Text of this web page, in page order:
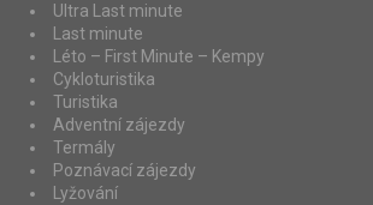
Ultra Last minute
Last minute
Léto – First Minute – Kempy
Cykloturistika
Turistika
Adventní zájezdy
Termály
Poznávací zájezdy
Lyžování